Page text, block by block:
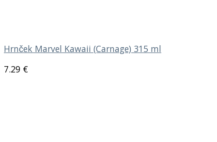
Hrnček Marvel Kawaii (Carnage) 315 ml
7.29 €